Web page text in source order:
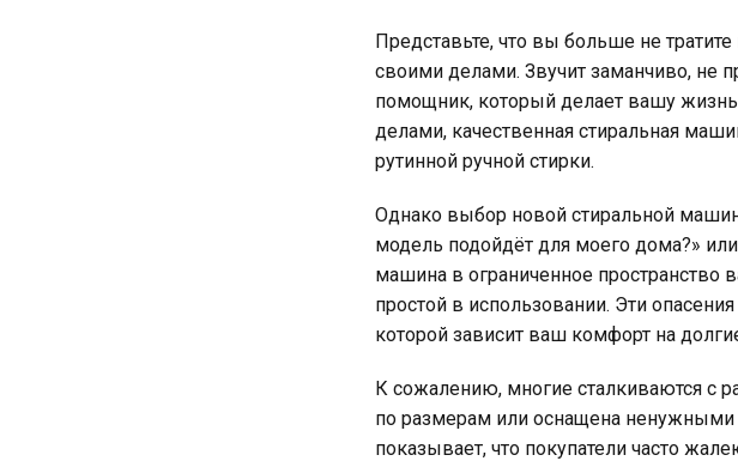
Представьте, что вы больше не
своими делами. Звучит заманчиво, не
помощник, который делает вашу
делами, качественная стиральная
рутинной ручной стирки.
Однако выбор новой стиральной
модель подойдёт для моего дома?»
машина в ограниченное пространство
простой в использовании. Эти
которой зависит ваш комфорт на
К сожалению, многие сталкиваются с
по размерам или оснащена ненужными
показывает, что покупатели часто